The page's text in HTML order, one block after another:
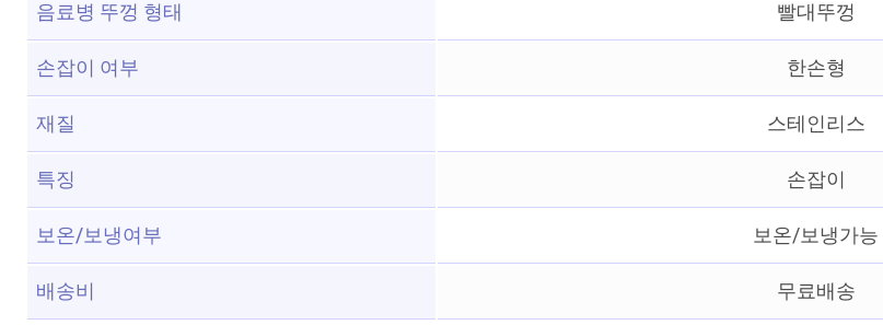
음료병 뚜껑 형태
빨대뚜껑
손잡이 여부
한손형
재질
스테인리스
특징
손잡이
보온/보냉여부
보온/보냉가능
배송비
무료배송